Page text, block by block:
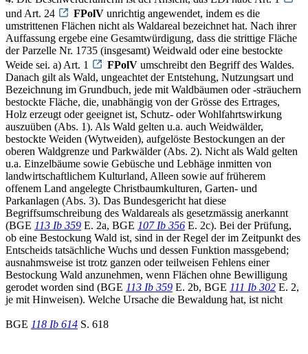
und Art. 24
FPolV unrichtig angewendet, indem es die
umstrittenen Flächen nicht als Waldareal bezeichnet hat. Nach ihrer
Auffassung ergebe eine Gesamtwürdigung, dass die strittige Fläche
der Parzelle Nr. 1735 (insgesamt) Weidwald oder eine bestockte
Weide sei. a) Art. 1
FPolV umschreibt den Begriff des Waldes.
Danach gilt als Wald, ungeachtet der Entstehung, Nutzungsart und
Bezeichnung im Grundbuch, jede mit Waldbäumen oder -sträuchern
bestockte Fläche, die, unabhängig von der Grösse des Ertrages,
Holz erzeugt oder geeignet ist, Schutz- oder Wohlfahrtswirkung
auszuüben (Abs. 1). Als Wald gelten u.a. auch Weidwälder,
bestockte Weiden (Wytweiden), aufgelöste Bestockungen an der
oberen Waldgrenze und Parkwälder (Abs. 2). Nicht als Wald gelten
u.a. Einzelbäume sowie Gebüsche und Lebhäge inmitten von
landwirtschaftlichem Kulturland, Alleen sowie auf früherem
offenem Land angelegte Christbaumkulturen, Garten- und
Parkanlagen (Abs. 3). Das Bundesgericht hat diese
Begriffsumschreibung des Waldareals als gesetzmässig anerkannt
(BGE 113 Ib 359 E. 2a, BGE 107 Ib 356 E. 2c). Bei der Prüfung,
ob eine Bestockung Wald ist, sind in der Regel der im Zeitpunkt des
Entscheids tatsächliche Wuchs und dessen Funktion massgebend;
ausnahmsweise ist trotz ganzen oder teilweisen Fehlens einer
Bestockung Wald anzunehmen, wenn Flächen ohne Bewilligung
gerodet worden sind (BGE 113 Ib 359 E. 2b, BGE 111 Ib 302 E. 2,
je mit Hinweisen). Welche Ursache die Bewaldung hat, ist nicht
BGE 118 Ib 614 S. 618